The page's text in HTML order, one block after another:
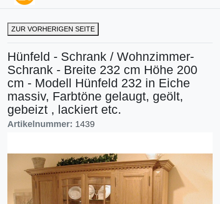
ZUR VORHERIGEN SEITE
Hünfeld - Schrank / Wohnzimmer-
Schrank - Breite 232 cm Höhe 200
cm - Modell Hünfeld 232 in Eiche
massiv, Farbtöne gelaugt, geölt,
gebeizt , lackiert etc.
Artikelnummer: 1439